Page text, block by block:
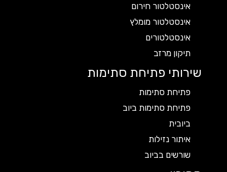
אינסטלטור חירום
אינסטלטור מומלץ
אינסטלטורים
תיקון מרזב
שירותי פתיחת סתימות
פתיחת סתימות
פתיחת סתימות ביוב
ביובית
איתור נזילות
שורשים בביוב